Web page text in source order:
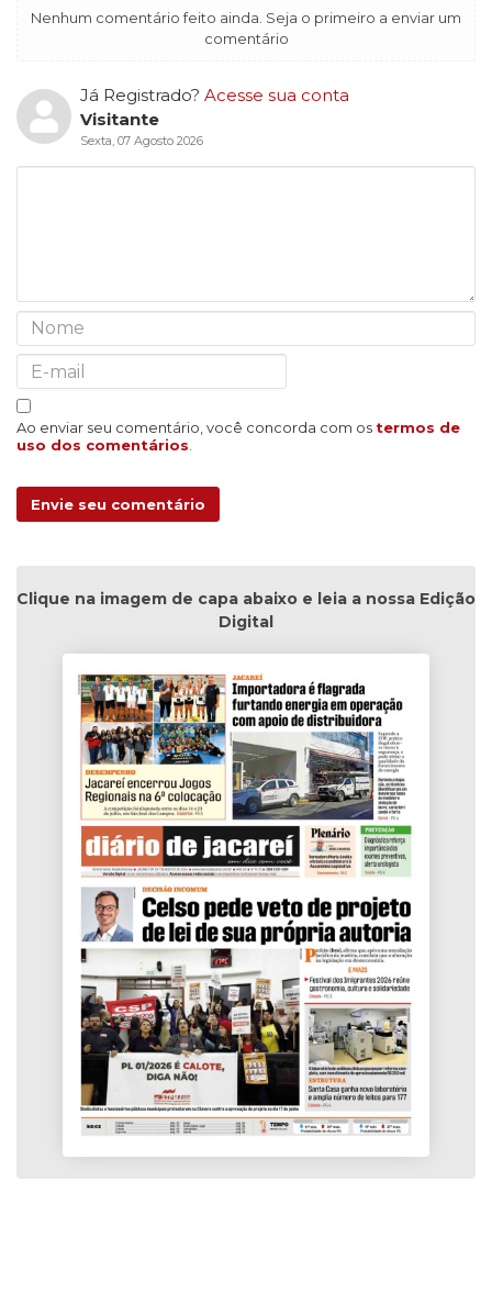
Nenhum comentário feito ainda. Seja o primeiro a enviar um
comentário
Já Registrado? Acesse sua conta
Visitante
Sexta, 07 Agosto 2026
Ao enviar seu comentário, você concorda com os termos de
uso dos comentários
Envie seu comentário
Clique na imagem de capa abaixo e leia a nossa Edição
Digital